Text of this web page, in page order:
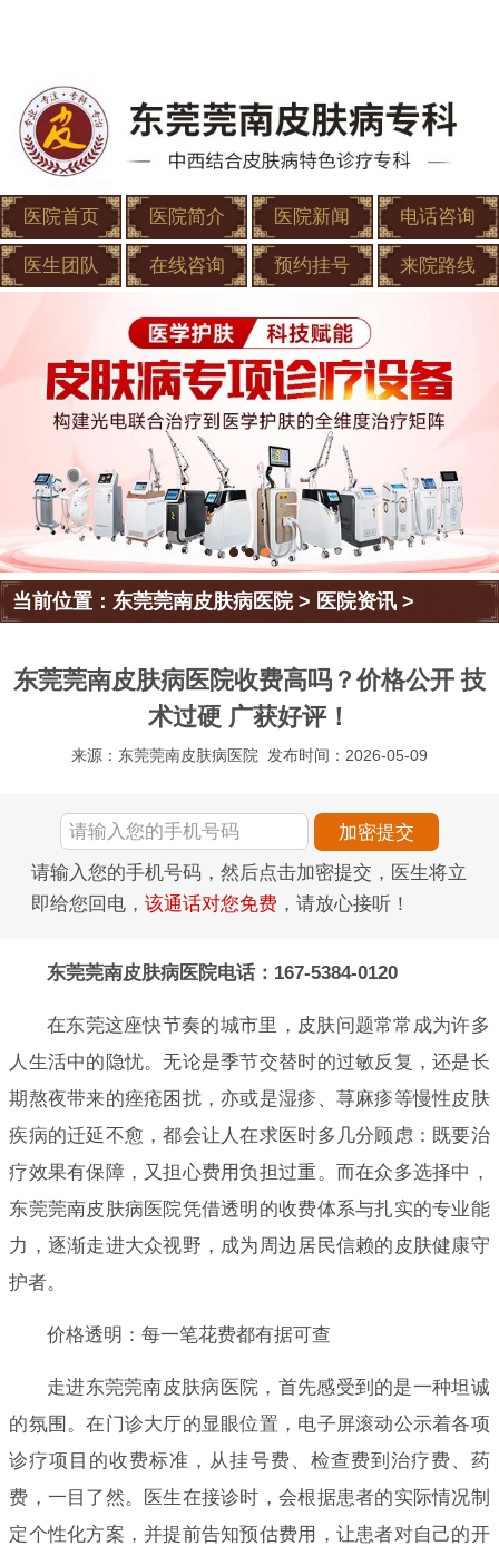
医院首页 医院简介 医院新闻 电话咨询
医生团队 在线咨询 预约挂号 来院路线
当前位置：东莞莞南皮肤病医院> 医院资讯 >
东莞莞南皮肤病医院收费高吗？价格公开 技
术过硬 广获好评！
来源：东莞莞南皮肤病医院 发布时间：2026-05-09
请输入您的手机号码，然后点击加密提交，医生将立
即给您回电， 该通话对您免费 ，请放心接听！
东莞莞南皮肤病医院电话：167-5384-0120
在东莞这座快节奏的城市里，皮肤问题常常成为许多
人生活中的隐忧。无论是季节交替时的过敏反复，还是长
期熬夜带来的痤疮困扰，亦或是湿疹、荨麻疹等慢性皮肤
疾病的迁延不愈，都会让人在求医时多几分顾虑：既要治
疗效果有保障，又担心费用负担过重。而在众多选择中，
东莞莞南皮肤病医院凭借透明的收费体系与扎实的专业能
力，逐渐走进大众视野，成为周边居民信赖的皮肤健康守
护者。
价格透明：每一笔花费都有据可查
走进东莞莞南皮肤病医院，首先感受到的是一种坦诚
的氛围。在门诊大厅的显眼位置，电子屏滚动公示着各项
诊疗项目的收费标准，从挂号费、检查费到治疗费、药
费，一目了然。医生在接诊时，会根据患者的实际情况制
定个性化方案，并提前告知预估费用，让患者对自己的开